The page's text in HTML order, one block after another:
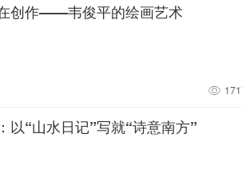
创作——韦俊平的绘画艺术
以“山水日记”写就“诗意南方”